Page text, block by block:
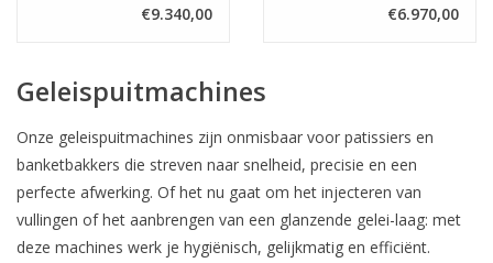
€9.340,00 €6.970,00
Geleispuitmachines
Onze geleispuitmachines zijn onmisbaar voor patissiers en
banketbakkers die streven naar snelheid, precisie en een
perfecte afwerking. Of het nu gaat om het injecteren van
vullingen of het aanbrengen van een glanzende gelei-laag: met
deze machines werk je hygiënisch, gelijkmatig en efficiënt.